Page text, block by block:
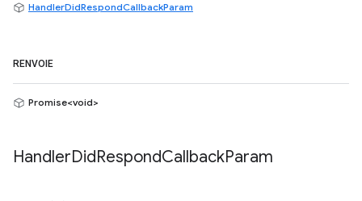
HandlerDidRespondCallbackParam
RENVOIE
Promise<void>
HandlerDidRespondCallbackParam